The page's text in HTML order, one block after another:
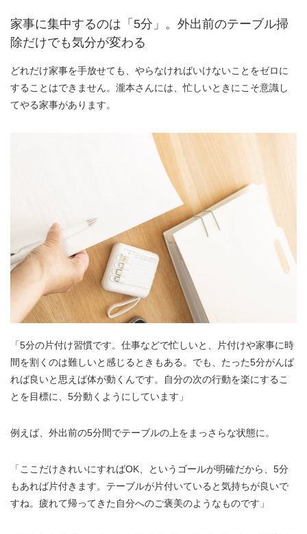
家事に集中するのは「5分」。外出前のテーブル掃
除だけでも気分が変わる
どれだけ家事を手放せても、やらなければいけないことをゼロに
することはできません。瀧本さんには、忙しいときにこそ意識し
てやる家事があります。
「5分の片付け習慣です。仕事などで忙しいと、片付けや家事に時
間を割くのは難しいと感じるときもある。でも、たった5分がんば
れば良いと思えば体が動くんです。自分の次の行動を楽にするこ
とを目標に、5分動くようにしています」
例えば、外出前の5分間でテーブルの上をまっさらな状態に。
「ここだけきれいにすればOK、というゴールが明確だから、5分
もあれば片付きます。テーブルが片付いていると気持ちが良いで
すね。疲れて帰ってきた自分へのご褒美のようなものです」